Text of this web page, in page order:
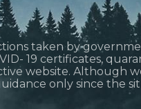
taken by
19 certificates,
website. Although
only since the